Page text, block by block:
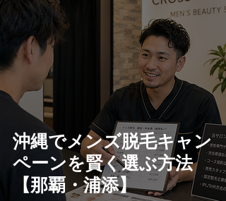
沖縄でメンズ脱毛キャン
ペーンを賢く選ぶ方法
【那覇・浦添】